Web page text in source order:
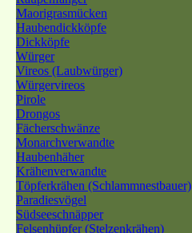
Maorigrasmücken
Haubendickköpfe
Dickköpfe
Würger
Vireos (Laubwürger)
Würgervireos
Pirole
Drongos
Fächerschwänze
Monarchverwandte
Haubenhäher
Krähenverwandte
Töpferkrähen (Schlammnestbauer)
Paradiesvögel
Südseeschnäpper
Felsenhüpfer (Stelzenkrähen)